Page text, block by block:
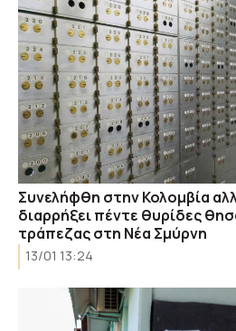
Συνελήφθη στην Κολομβία
διαρρήξει πέντε θυρίδες
τράπεζας στη Νέα Σμύρνη
13/01 13:24